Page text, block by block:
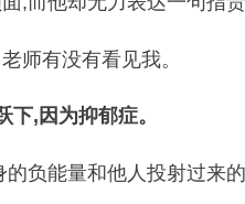
师有没有看见我。
,因为抑郁症。
负能量和他人投射过来的